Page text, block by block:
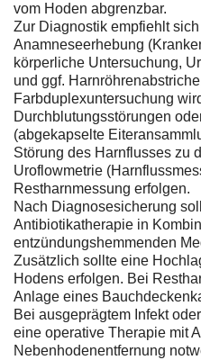
vom Hoden abgrenzbar.
Zur Diagnostik empfiehlt
Anamneseerhebung
körperliche Untersuchung,
und ggf.
Farbduplexuntersuchung
Durchblutungsstörungen
(abgekapselte
Störung des Harnflusses zu
Uroflowmetrie
Restharnmessung erfolgen.
Nach Diagnosesicherung
Antibiotikatherapie in
entzündungshemmenden
Zusätzlich sollte eine
Hodens erfolgen. Bei
Anlage eines
Bei ausgeprägtem Infekt
eine operative Therapie mit
Nebenhodenentfernung